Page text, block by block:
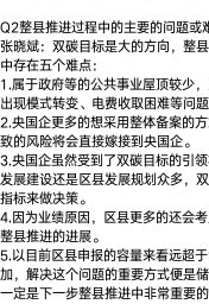
Q2整县推进过程中的主要的问题或
张晓斌：双碳目标是大的方向，整
中存在五个难点：
1.属于政府等的公共事业屋顶较少
出现模式转变、电费收取困难等问题
2.央国企更多的想采用整体备案的
致的风险将会直接嫁接到央国企。
3.央国企虽然受到了双碳目标的引
发展建设还是区县发展规划众多，
指标来做决策。
4.因为业绩原因，区县更多的还会
整县推进的进展。
5.以目前区县申报的容量来看远超
加，解决这个问题的重要方式便是
一定是下一步整县推进中非常重要的